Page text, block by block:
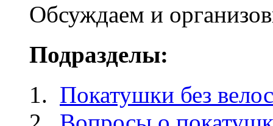
Обсуждаем и
Подразделы:
Покатушки без